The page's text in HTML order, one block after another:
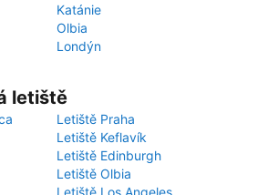
Katánie
Olbia
Londýn
letiště
Letiště Praha
Letiště Keflavík
Letiště Edinburgh
Letiště Olbia
Letiště Los Angeles